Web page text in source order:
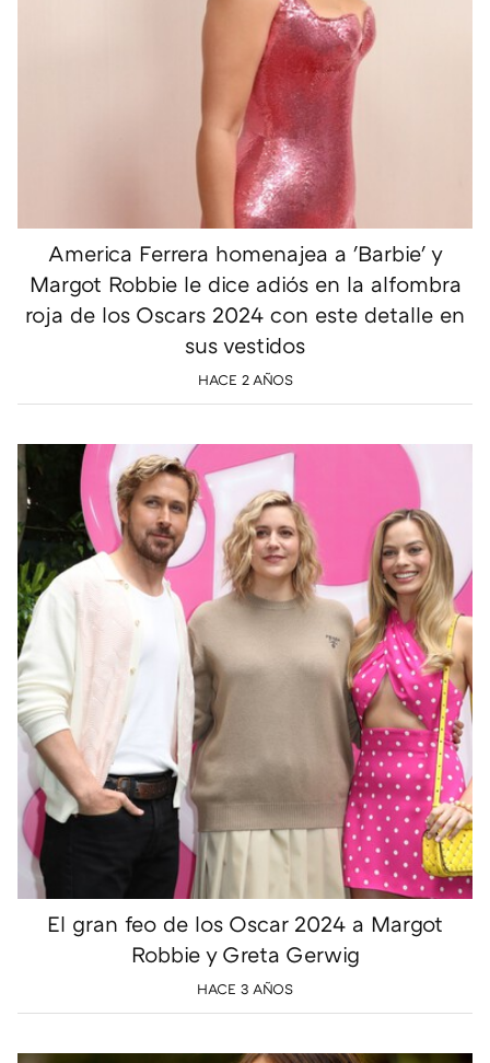
America Ferrera homenajea a 'Barbie' y
Margot Robbie le dice adiós en la alfombra
roja de los Oscars 2024 con este detalle en
sus vestidos
HACE 2 AÑOS
El gran feo de los Oscar 2024 a Margot
Robbie y Greta Gerwig
HACE 3 AÑOS